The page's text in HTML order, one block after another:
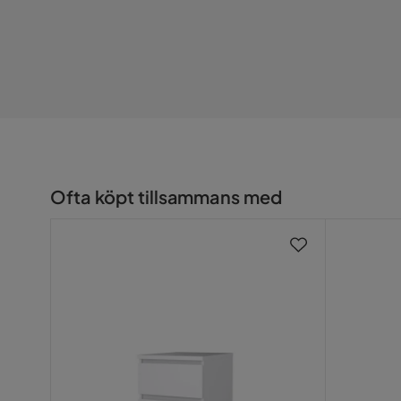
Ofta köpt tillsammans med